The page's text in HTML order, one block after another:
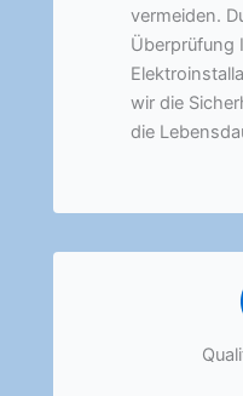
vermeiden.
Überprüfung
wir die
die